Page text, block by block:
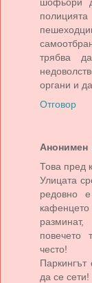
трябва
органи и
Отговор
Анонимен
Това пред
Улицата
редовно
повечето
често!
да се сети!